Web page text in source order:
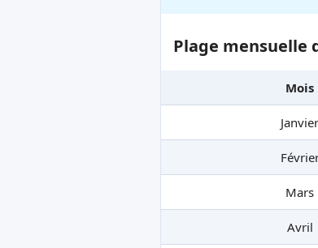
Plage mensuelle
Mois
Janvier
Mars
Avril